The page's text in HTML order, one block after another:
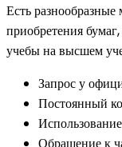
Есть
приобретения
учебы на высшем
Запрос у
Постоянный
Обращение к